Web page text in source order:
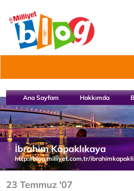
Ana Sayfam Hakkımda
İbrahim Kapaklıkaya
http://blog.milliyet.com.tr/
23 Temmuz '07